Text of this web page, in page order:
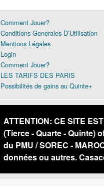
Comment Jouer?
Conditions Generales D’Utilisation
Mentions Légales
Login
Comment Jouer?
LES TARIFS DES PARIS
Possibilités de gains au Quinte+
ATTENTION: CE SITE
(Tierce - Quarte - Quinte)
du PMU / SOREC -
données ou autres.